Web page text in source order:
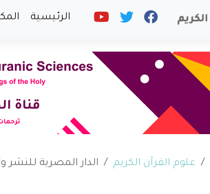
الرئيسية
علوم القرآن الكريم الدار المصرية للنشر